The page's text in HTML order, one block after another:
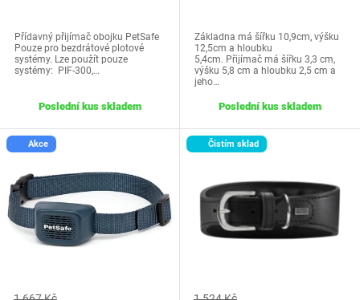
Přídavný přijímač obojku PetSafe
Pouze pro bezdrátové plotové
systémy. Lze použít pouze
systémy: PIF-300,…
Poslední kus skladem
Základna má šířku 10,9cm, výšku
12,5cm a hloubku
5,4cm. Přijímač má šířku 3,3 cm,
výšku 5,8 cm a hloubku 2,5 cm a
jeho…
Poslední kus skladem
Akce Čistím sklad